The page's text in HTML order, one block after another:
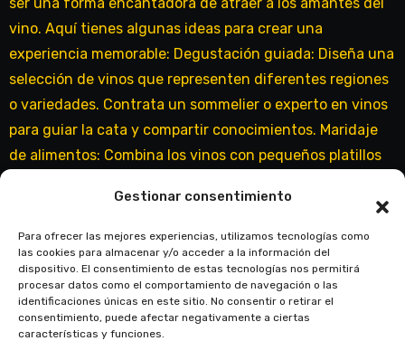
Gestionar consentimiento
Para ofrecer las mejores experiencias, utilizamos tecnologías como
las cookies para almacenar y/o acceder a la información del
dispositivo. El consentimiento de estas tecnologías nos permitirá
procesar datos como el comportamiento de navegación o las
identificaciones únicas en este sitio. No consentir o retirar el
consentimiento, puede afectar negativamente a ciertas
características y funciones.